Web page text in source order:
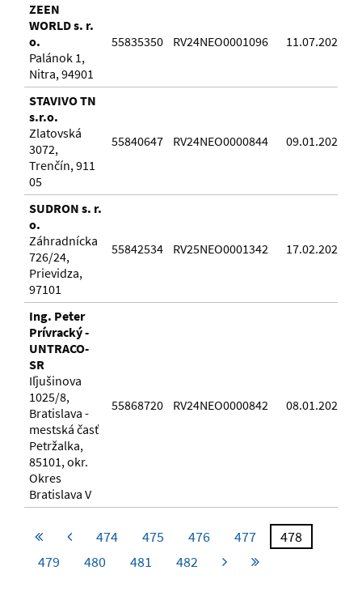
ZEEN
WORLD s. r.
o.
Palánok 1,
Nitra, 94901
55835350 RV24NEO0001096 11.07.2024
STAVIVO TN
s.r.o.
Zlatovská
3072,
Trenčín, 911
05
55840647 RV24NEO0000844 09.01.2024
SUDRON s. r.
o.
Záhradnícka
726/24,
Prievidza,
97101
55842534 RV25NEO0001342 17.02.2025
Ing. Peter
Prívracký -
UNTRACO-
SR
Iľjušinova
1025/8,
Bratislava -
mestská časť
Petržalka,
85101, okr.
Okres
Bratislava V
55868720 RV24NEO0000842 08.01.2024
474 475 476 477
478
479
480 481 482